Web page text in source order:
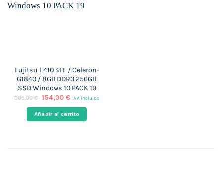
Fujitsu E410 SFF / Celeron-
G1840 / 8GB DDR3 256GB
SSD Windows 10 PACK 19
305,00€ El
original
era:
154,00 €El
actual
es:
IVA incluido
Añadir al carrito